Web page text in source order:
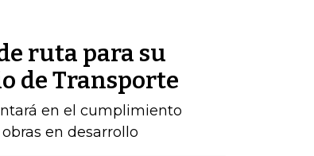
ruta para su
de Transporte
en el cumplimiento
en desarrollo